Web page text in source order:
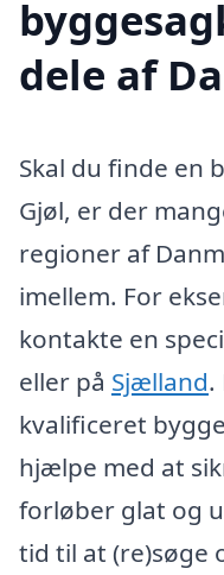
dele af
Skal du finde en
Gjøl, er der
regioner af
imellem. For
kontakte en
eller på Sjælland.
kvalificeret
hjælpe med at
forløber glat og
tid til at (re)søge